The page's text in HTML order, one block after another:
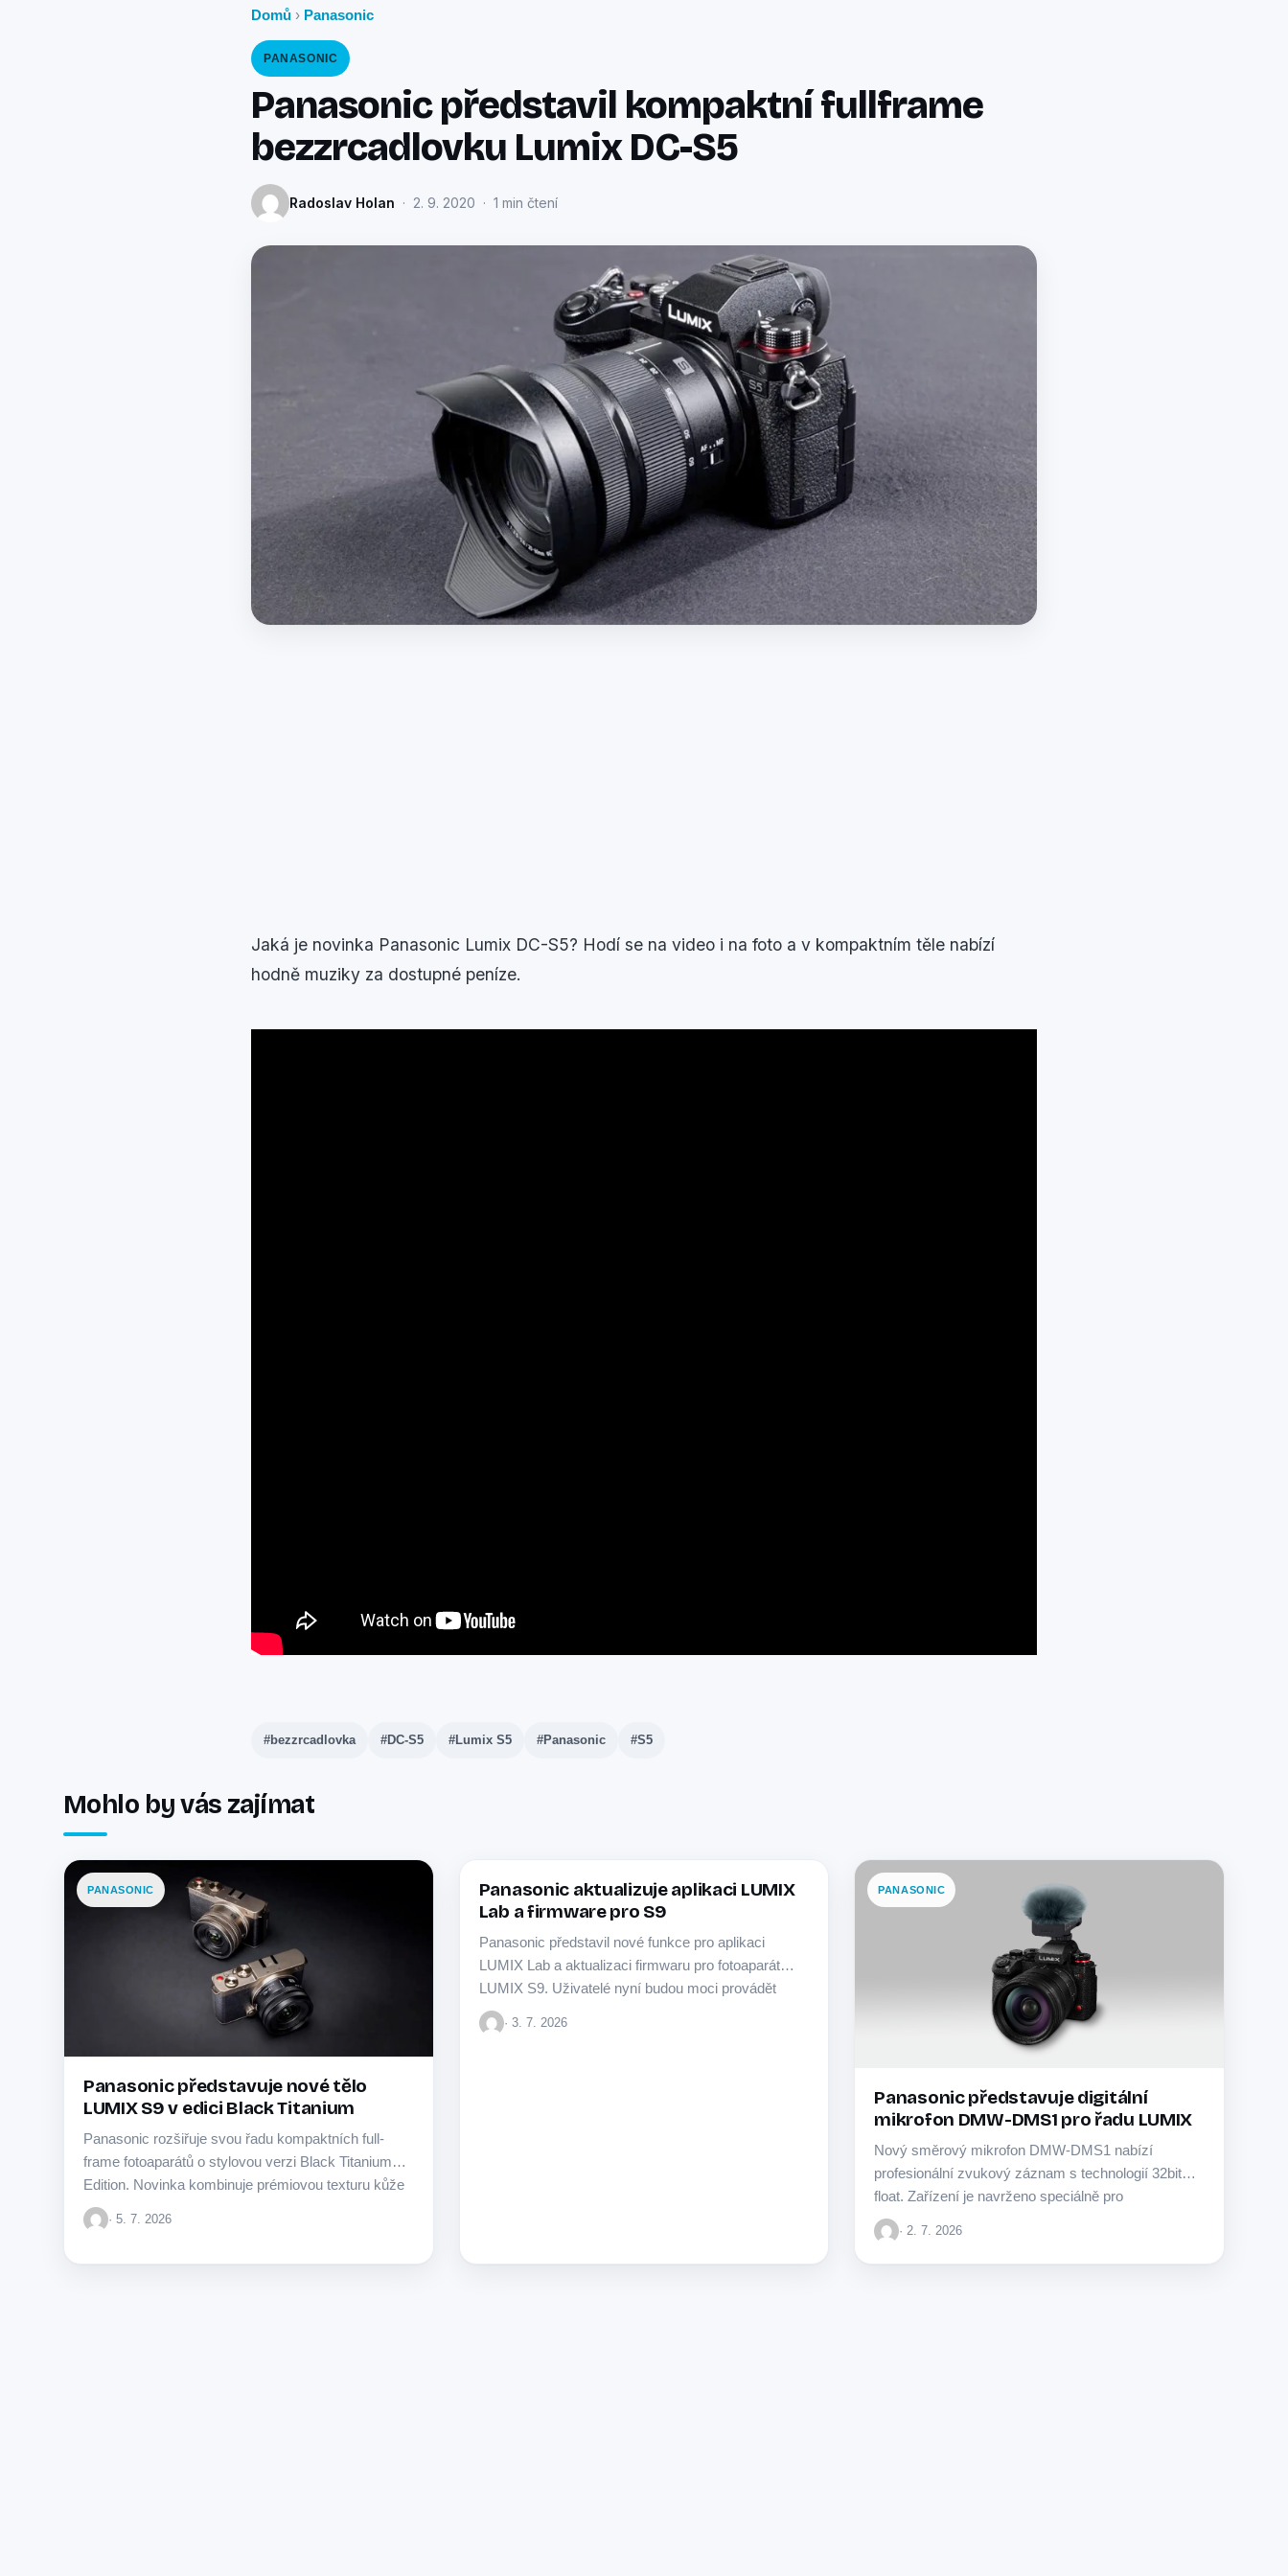
Domů › Panasonic
PANASONIC
Panasonic představil kompaktní fullframe
bezzrcadlovku Lumix DC-S5
Radoslav Holan · 2. 9. 2020 · 1 min čtení
Jaká je novinka Panasonic Lumix DC-S5? Hodí se na video i na foto a v kompaktním těle nabízí
hodně muziky za dostupné peníze.
#bezzrcadlovka #DC-S5 #Lumix S5 #Panasonic #S5
Mohlo by vás zajímat
PANASONIC
Panasonic představuje nové tělo
LUMIX S9 v edici Black Titanium
Panasonic rozšiřuje svou řadu kompaktních full-
frame fotoaparátů o stylovou verzi Black Titanium
Edition. Novinka kombinuje prémiovou texturu kůže
s odolnými titanovými prvky.
· 5. 7. 2026
PANASONIC
Panasonic aktualizuje aplikaci LUMIX
Lab a firmware pro S9
Panasonic představil nové funkce pro aplikaci
LUMIX Lab a aktualizaci firmwaru pro fotoaparát
LUMIX S9. Uživatelé nyní budou moci provádět
aktualizace přímo…
· 3. 7. 2026
PANASONIC
Panasonic představuje digitální
mikrofon DMW-DMS1 pro řadu LUMIX
Nový směrový mikrofon DMW-DMS1 nabízí
profesionální zvukový záznam s technologií 32bit
float. Zařízení je navrženo speciálně pro
kompatibilitu s fotoaparáty z řady…
· 2. 7. 2026